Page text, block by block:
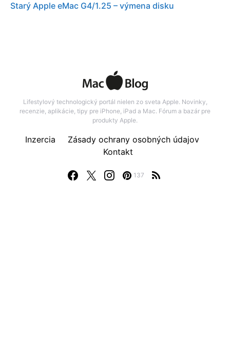
Starý Apple eMac G4/1.25 – výmena disku
Lifestylový technologický portál nielen zo sveta Apple. Novinky,
recenzie, aplikácie, tipy pre iPhone, iPad a Mac. Fórum a bazár pre
produkty Apple.
137
Inzercia
Zásady ochrany osobných údajov
Kontakt